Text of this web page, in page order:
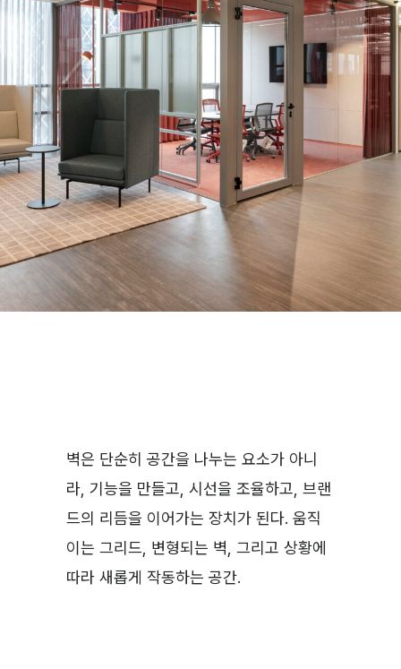
벽은 단순히 공간을 나누는 요소가 아니
라, 기능을 만들고, 시선을 조율하고, 브랜
드의 리듬을 이어가는 장치가 된다. 움직
이는 그리드, 변형되는 벽, 그리고 상황에
따라 새롭게 작동하는 공간.